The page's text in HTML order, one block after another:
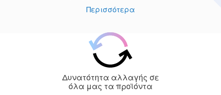
Περισσότερα
Δυνατότητα αλλαγής σε
όλα μας τα προϊόντα